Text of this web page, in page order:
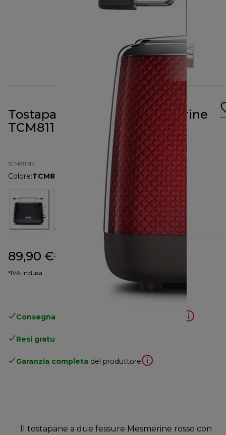
Tostapane a due slot Mesmerine
TCM811RD rosso
TCM811RD
Colore:TCM811RD
89,90 €129,90 € prezzo originale 129,90 €
(-31%)
*IVA inclusa
Consegna gratuita standard
Resi gratuiti
Garanzia completa del produttore
Il tostapane a due fessure Mesmerine rosso con